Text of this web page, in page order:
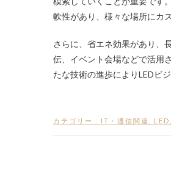
軟性があり、様々な場所にカ
さらに、省エネ効果があり、
伝、イベント会場などで活用
たな技術の進歩によりLEDビ
カテゴリー : IT・通信関連 LED